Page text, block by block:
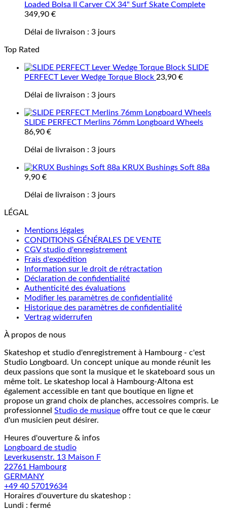
Loaded Bolsa II Carver CX 34" Surf Skate Complete
349,90 €
Délai de livraison : 3 jours
Top Rated
SLIDE
PERFECT Lever Wedge Torque Block 23,90 €
Délai de livraison : 3 jours
SLIDE PERFECT Merlins 76mm Longboard Wheels
86,90 €
Délai de livraison : 3 jours
KRUX Bushings Soft 88a
9,90 €
Délai de livraison : 3 jours
LÉGAL
Mentions légales
CONDITIONS GÉNÉRALES DE VENTE
CGV studio d'enregistrement
Frais d'expédition
Information sur le droit de rétractation
Déclaration de confidentialité
Authenticité des évaluations
Modifier les paramètres de confidentialité
Historique des paramètres de confidentialité
Vertrag widerrufen
À propos de nous
Skateshop et studio d'enregistrement à Hambourg - c'est
Studio Longboard. Un concept unique au monde réunit les
deux passions que sont la musique et le skateboard sous un
même toit. Le skateshop local à Hambourg-Altona est
également accessible en tant que boutique en ligne et
propose un grand choix de planches, accessoires compris. Le
professionnel Studio de musique offre tout ce que le cœur
d'un musicien peut désirer.
Heures d'ouverture & infos
Longboard de studio
Leverkusenstr. 13 Maison F
22761 Hambourg
GERMANY
+49 40 57019634
Horaires d'ouverture du skateshop :
Lundi : fermé